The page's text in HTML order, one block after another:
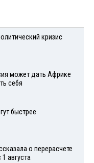
кризис
может дать Африке
себя
быстрее
о перерасчете
августа